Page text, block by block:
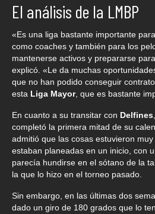
El análisis de la LMBP
«Es una liga bastante importante
como coaches y también para los
mantenerse activos y prepararse
explicó. «Le da muchas
que no han podido conseguir
esta Liga Mayor, que es bastante
En cuanto a su transitar con Delfines
completó la primera mitad de su
admitió que las cosas estuvieron
estaban planeadas en un inicio, con
parecía hundirse en el sótano de la
la que lo hizo en el torneo pasado.
Sin embargo, en las últimas dos
dado un giro de 180 grados que lo